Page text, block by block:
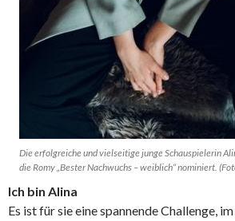
Die erfolgreiche und vielseitige junge Schauspielerin
die Romy „Bester Nachwuchs – weiblich“ nominiert.
Ich bin Alina
Es ist für sie eine spannende Challenge,